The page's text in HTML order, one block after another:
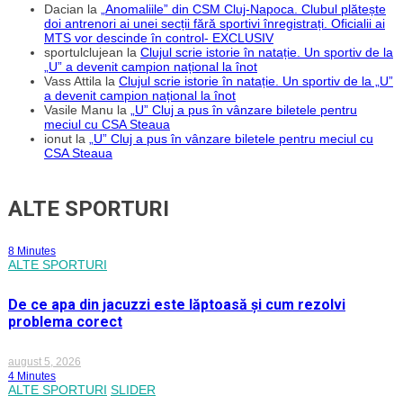
Dacian la
„Anomaliile” din CSM Cluj-Napoca. Clubul plătește
doi antrenori ai unei secții fără sportivi înregistrați. Oficialii ai
MTS vor descinde în control- EXCLUSIV
sportulclujean la Clujul scrie istorie în natație. Un sportiv de la
„U” a devenit campion național la înot
Vass Attila la Clujul scrie istorie în natație. Un sportiv de la „U”
a devenit campion național la înot
Vasile Manu la
„U” Cluj a pus în vânzare biletele pentru
meciul cu CSA Steaua
ionut la
„U” Cluj a pus în vânzare biletele pentru meciul cu
CSA Steaua
ALTE SPORTURI
8 Minutes
ALTE SPORTURI
De ce apa din jacuzzi este lăptoasă și cum rezolvi
problema corect
august 5, 2026
4 Minutes
ALTE SPORTURI SLIDER